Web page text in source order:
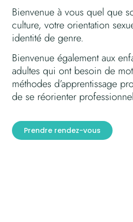
Bienvenue à vous quel que
culture, votre orientation
identité de genre.
Bienvenue également aux
adultes qui ont besoin de
méthodes d’apprentissage
de se réorienter
Prendre rendez-vous